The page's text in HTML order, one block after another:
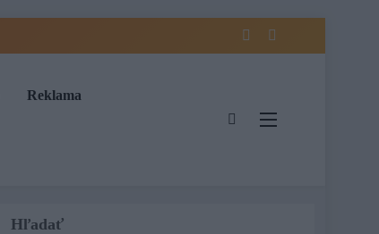
Reklama
Hľadať